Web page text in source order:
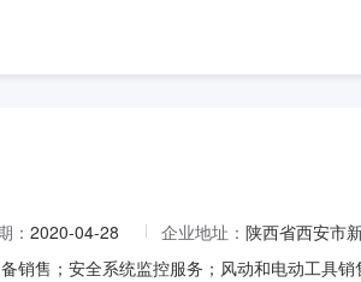
： 2020-04-28 企业地址： 陕西省西安市